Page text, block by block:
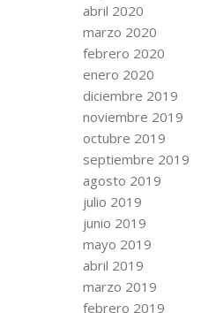
abril 2020
marzo 2020
febrero 2020
enero 2020
diciembre 2019
noviembre 2019
octubre 2019
septiembre 2019
agosto 2019
julio 2019
junio 2019
mayo 2019
abril 2019
marzo 2019
febrero 2019